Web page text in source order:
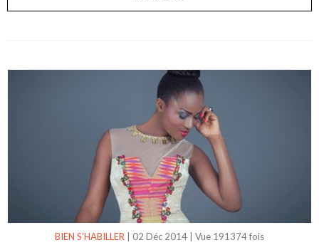
BIEN S’HABILLER 02 Déc 2014 Vue 191374 fois